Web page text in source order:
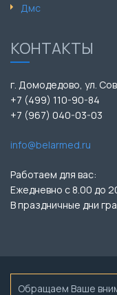
Дмс
КОНТАКТЫ
г. Домодедово, ул.
+7 (499) 110-90-84
+7 (967) 040-03-03
info@belarmed.ru
Работаем для вас:
Ежедневно с 8.00 до
В праздничные дни
Обращаем Ваше